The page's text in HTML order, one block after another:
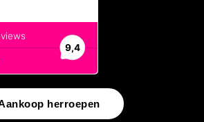
herroepen